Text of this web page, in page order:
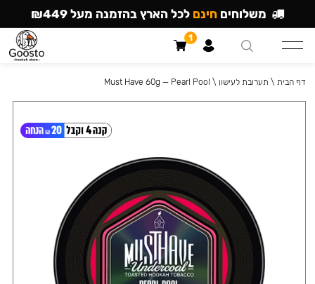
דף הבית \ תערובת לעישון \
Must Have 60g — Pearl Pool
משלוחים חינם לכל הארץ בהזמנה מעל ₪449
1